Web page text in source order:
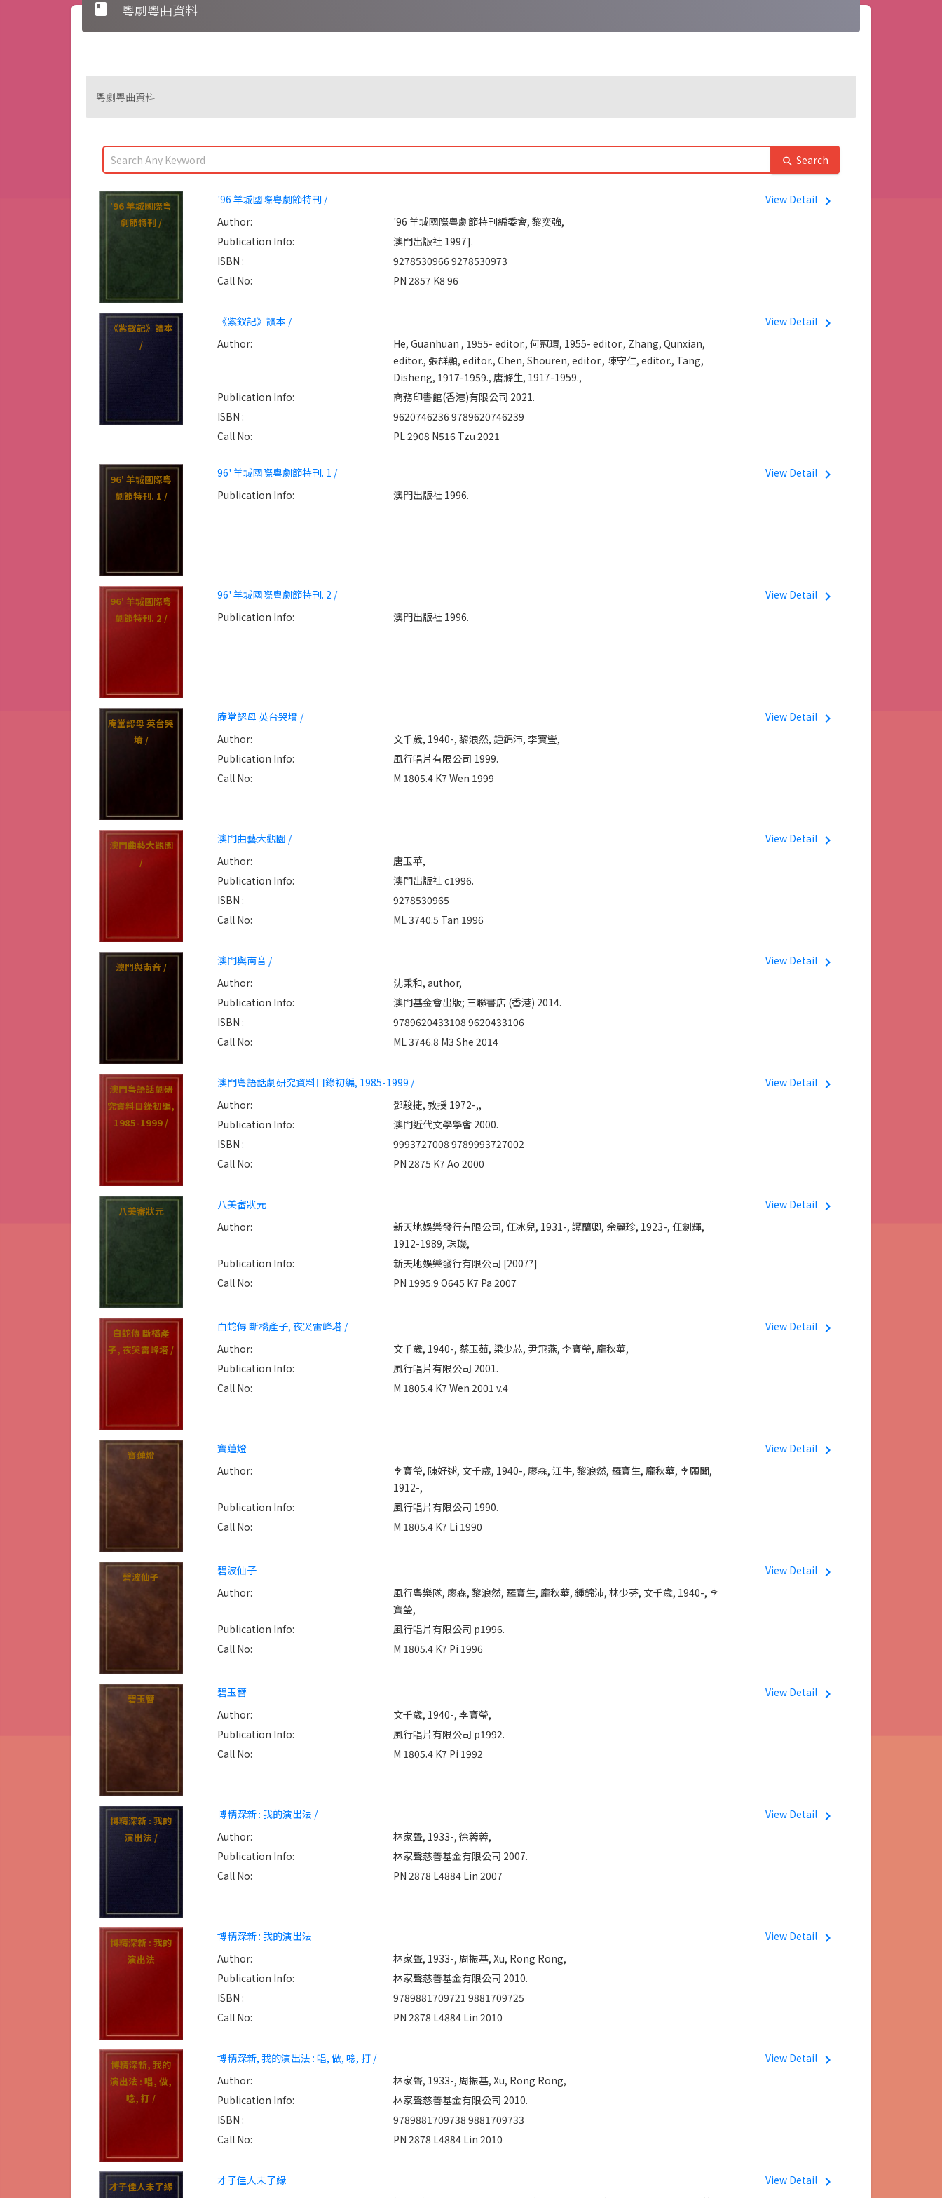
book 粵劇粵曲資料
粵劇粵曲資料
search Search
'96 羊城國際粤
劇節特刊 /
'96 羊城國際粤劇節特刊 /
Author:
'96 羊城國際粤劇節特刊編委會,黎奕強,
Publication Info:
澳門出版社 1997].
ISBN :
9278530966 9278530973
Call No:
PN 2857 K8 96
View Detail navigate_next
《紫釵記》讀本
/
《紫釵記》讀本 /
Author:
He, Guanhuan , 1955- editor.,何冠環, 1955- editor., Zhang, Qunxian,
editor.,張群顯, editor.,Chen, Shouren, editor., 陳守仁, editor., Tang,
Disheng, 1917-1959.,唐滌生, 1917-1959.,
Publication Info:
商務印書館(香港)有限公司 2021.
ISBN :
9620746236 9789620746239
Call No:
PL 2908 N516 Tzu 2021
View Detail navigate_next
96' 羊城國際粵
劇節特刊. 1 /
96' 羊城國際粵劇節特刊. 1 /
Publication Info:
澳門出版社 1996.
View Detail navigate_next
96' 羊城國際粵
劇節特刊. 2 /
96' 羊城國際粵劇節特刊. 2 /
Publication Info:
澳門出版社 1996.
View Detail navigate_next
庵堂認母 英台哭
墳 /
庵堂認母 英台哭墳 /
Author:
文千歲, 1940-,黎浪然,鍾錦沛,李寶瑩,
Publication Info:
風行唱片有限公司 1999.
Call No:
M 1805.4 K7 Wen 1999
View Detail navigate_next
澳門曲藝大觀園
/
澳門曲藝大觀園 /
Author:
唐玉華,
Publication Info:
澳門出版社 c1996.
ISBN :
9278530965
Call No:
ML 3740.5 Tan 1996
View Detail navigate_next
澳門與南音 /
澳門與南音 /
Author:
沈秉和, author,
Publication Info:
澳門基金會出版; 三聯書店 (香港) 2014.
ISBN :
9789620433108 9620433106
Call No:
ML 3746.8 M3 She 2014
View Detail navigate_next
澳門粤語話劇研
究資料目錄初編,
1985-1999 /
澳門粤語話劇研究資料目錄初編, 1985-1999 /
Author:
鄧駿捷, 教授 1972-,,
Publication Info:
澳門近代文學學會 2000.
ISBN :
9993727008 9789993727002
Call No:
PN 2875 K7 Ao 2000
View Detail navigate_next
八美審狀元
八美審狀元
Author:
新天地娛樂發行有限公司,任冰兒, 1931-,譚蘭卿, 余麗珍, 1923-,任劍輝,
1912-1989,珠璣,
Publication Info:
新天地娛樂發行有限公司 [2007?]
Call No:
PN 1995.9 O645 K7 Pa 2007
View Detail navigate_next
白蛇傳 斷橋產
子, 夜哭雷峰塔 /
白蛇傳 斷橋產子, 夜哭雷峰塔 /
Author:
文千歲, 1940-, 蔡玉茹, 梁少芯, 尹飛燕,李寶瑩,龐秋華,
Publication Info:
風行唱片有限公司 2001.
Call No:
M 1805.4 K7 Wen 2001 v.4
View Detail navigate_next
寶蓮燈
寶蓮燈
Author:
李寶瑩, 陳好逑, 文千歲, 1940-,廖森,江牛,黎浪然, 羅寶生,龐秋華,李願聞,
1912-,
Publication Info:
風行唱片有限公司 1990.
Call No:
M 1805.4 K7 Li 1990
View Detail navigate_next
碧波仙子
碧波仙子
Author:
風行粤樂隊,廖森,黎浪然, 羅寶生,龐秋華,鍾錦沛,林少芬, 文千歲, 1940-,李
寶瑩,
Publication Info:
風行唱片有限公司 p1996.
Call No:
M 1805.4 K7 Pi 1996
View Detail navigate_next
碧玉簪
碧玉簪
Author:
文千歲, 1940-,李寶瑩,
Publication Info:
風行唱片有限公司 p1992.
Call No:
M 1805.4 K7 Pi 1992
View Detail navigate_next
博精深新 : 我的
演出法 /
博精深新 : 我的演出法 /
Author:
林家聲, 1933-,徐蓉蓉,
Publication Info:
林家聲慈善基金有限公司 2007.
Call No:
PN 2878 L4884 Lin 2007
View Detail navigate_next
博精深新 : 我的
演出法
博精深新 : 我的演出法
Author:
林家聲, 1933-,周振基,Xu, Rong Rong,
Publication Info:
林家聲慈善基金有限公司 2010.
ISBN :
9789881709721 9881709725
Call No:
PN 2878 L4884 Lin 2010
View Detail navigate_next
博精深新, 我的
演出法 : 唱, 做,
唸, 打 /
博精深新, 我的演出法 : 唱, 做, 唸, 打 /
Author:
林家聲, 1933-,周振基,Xu, Rong Rong,
Publication Info:
林家聲慈善基金有限公司 2010.
ISBN :
9789881709738 9881709733
Call No:
PN 2878 L4884 Lin 2010
View Detail navigate_next
才子佳人未了緣
才子佳人未了緣
View Detail navigate_next